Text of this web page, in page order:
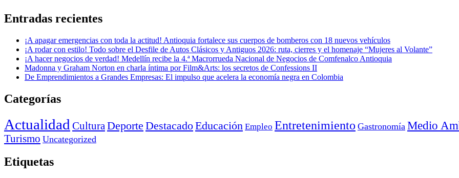
Entradas recientes
¡A apagar emergencias con toda la actitud! Antioquia fortalece sus cuerpos de bomberos con 18 nuevos vehículos
¡A rodar con estilo! Todo sobre el Desfile de Autos Clásicos y Antiguos 2026: ruta, cierres y el homenaje “Mujeres al Volante”
¡A hacer negocios de verdad! Medellín recibe la 4.ª Macrorrueda Nacional de Negocios de Comfenalco Antioquia
Madonna y Graham Norton en charla íntima por Film&Arts: los secretos de Confessions II
De Emprendimientos a Grandes Empresas: El impulso que acelera la economía negra en Colombia
Categorías
Actualidad Cultura Deporte DestacadoEducación Empleo Entretenimiento Gastronomía Medio
Turismo Uncategorized
Etiquetas